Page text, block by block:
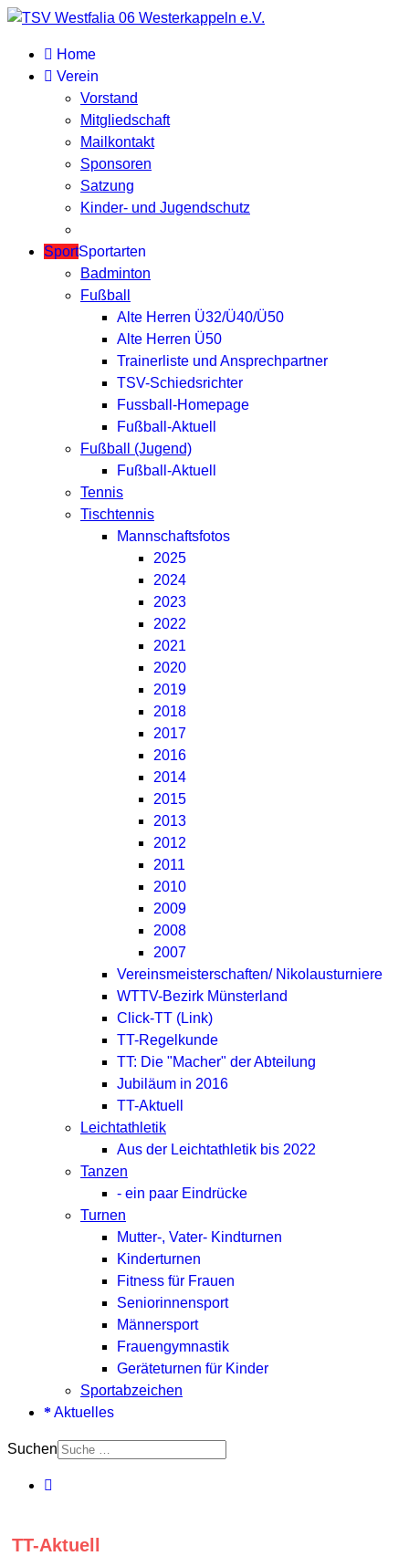
Home
Verein
Vorstand
Mitgliedschaft
Mailkontakt
Sponsoren
Satzung
Kinder- und Jugendschutz
SportSportarten
Badminton
Fußball
Alte Herren Ü32/Ü40/Ü50
Alte Herren Ü50
Trainerliste und Ansprechpartner
TSV-Schiedsrichter
Fussball-Homepage
Fußball-Aktuell
Fußball (Jugend)
Fußball-Aktuell
Tennis
Tischtennis
Mannschaftsfotos
2025
2024
2023
2022
2021
2020
2019
2018
2017
2016
2014
2015
2013
2012
2011
2010
2009
2008
2007
Vereinsmeisterschaften/ Nikolausturniere
WTTV-Bezirk Münsterland
Click-TT (Link)
TT-Regelkunde
TT: Die "Macher" der Abteilung
Jubiläum in 2016
TT-Aktuell
Leichtathletik
Aus der Leichtathletik bis 2022
Tanzen
- ein paar Eindrücke
Turnen
Mutter-, Vater- Kindturnen
Kinderturnen
Fitness für Frauen
Seniorinnensport
Männersport
Frauengymnastik
Geräteturnen für Kinder
Sportabzeichen
Aktuelles
Suchen
TT-Aktuell